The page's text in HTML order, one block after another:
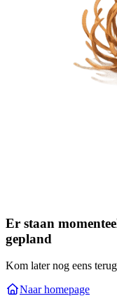
Er staan
gepland
Kom later nog eens
Naar homepage